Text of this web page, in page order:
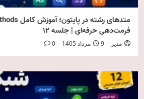
فرمت‌دهی حرفه‌ای | جلسه ۱۲
مدیر 9 مرداد 1405 0